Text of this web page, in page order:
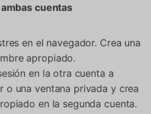
cuentas
en el navegador. Crea una
apropiado.
en la otra cuenta a
o una ventana privada y crea
en la segunda cuenta.